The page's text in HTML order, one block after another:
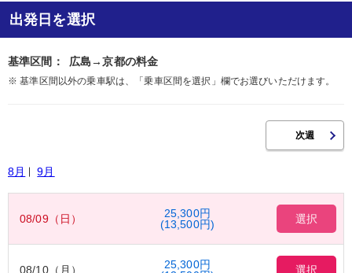
出発日を選択
基準区間： 広島→京都の料金
※ 基準区間以外の乗車駅は、「乗車区間を選択」欄でお選びいただけます。
8月 9月
08/09（日）
25,300円
(13,500円)
選択
08/10（月）
25,300円
選択